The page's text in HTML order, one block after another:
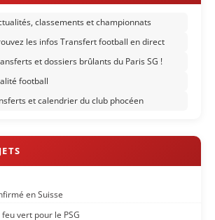
classements et championnats
les infos Transfert football en direct
et dossiers brûlants du Paris SG !
football
et calendrier du club phocéen
en Suisse
vert pour le PSG